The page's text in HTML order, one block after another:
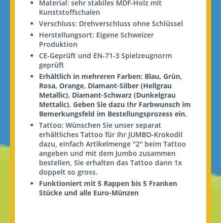
Material: sehr stabiles MDF-Holz mit
Kunststoffschalen
Verschluss: Drehverschluss ohne Schlüssel
Herstellungsort: Eigene Schweizer
Produktion
CE-Geprüft und EN-71-3 Spielzeugnorm
geprüft
Erhältlich in mehreren Farben: Blau, Grün,
Rosa, Orange, Diamant-Silber (Hellgrau
Metallic), Diamant-Schwarz (Dunkelgrau
Mettalic). Geben Sie dazu Ihr Farbwunsch im
Bemerkungsfeld im Bestellungsprozess ein.
Tattoo: Wünschen Sie unser separat
erhältliches Tattoo für Ihr JUMBO-Krokodil
dazu, einfach Artikelmenge "2" beim Tattoo
angeben und mit dem Jumbo zusammen
bestellen, Sie erhalten das Tattoo dann 1x
doppelt so gross.
Funktioniert mit 5 Rappen bis 5 Franken
Stücke und alle Euro-Münzen